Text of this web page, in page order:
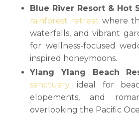
Blue River Resort & Hot
rainforest retreat where
waterfalls, and vibrant
for wellness-focused
inspired honeymoons.
Ylang Ylang Beach
sanctuary ideal for
elopements, and
overlooking the Pacific